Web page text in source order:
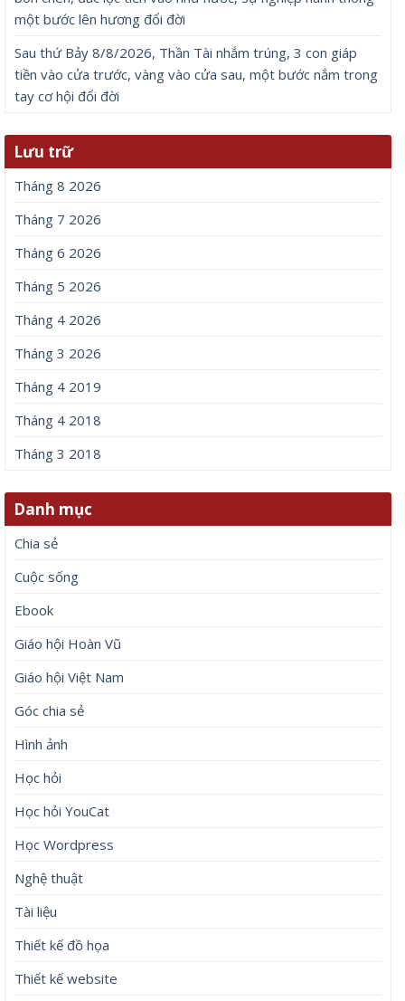
một bước lên hương đổi đời
Sau thứ Bảy 8/8/2026, Thần Tài nhắm trúng, 3 con giáp
tiền vào cửa trước, vàng vào cửa sau, một bước nắm trong
tay cơ hội đổi đời
Lưu trữ
Tháng 8 2026
Tháng 7 2026
Tháng 6 2026
Tháng 5 2026
Tháng 4 2026
Tháng 3 2026
Tháng 4 2019
Tháng 4 2018
Tháng 3 2018
Danh mục
Chia sẻ
Cuộc sống
Ebook
Giáo hội Hoàn Vũ
Giáo hội Việt Nam
Góc chia sẻ
Hình ảnh
Học hỏi
Học hỏi YouCat
Học Wordpress
Nghệ thuật
Tài liệu
Thiết kế đồ họa
Thiết kế website